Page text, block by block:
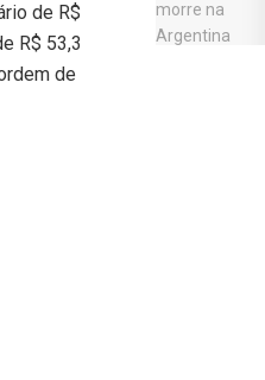
de R$
R$ 53,3
de